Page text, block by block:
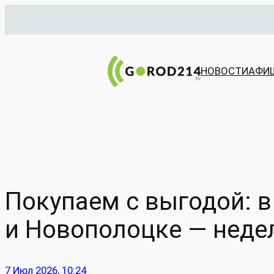
НОВОСТИ
Покупаем с выгодой:
и Новополоцке —
7 Июл 2026, 10:24